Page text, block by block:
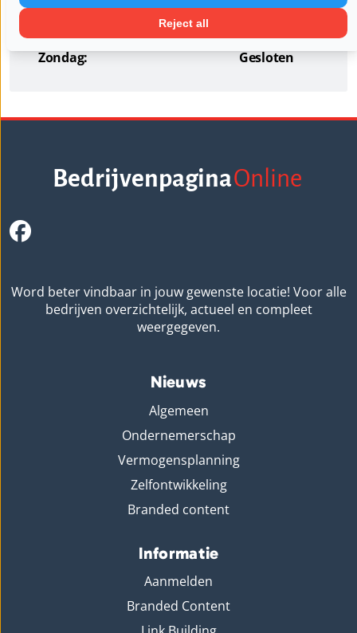
Vrijdag:
06:00 - 20:00
Zondag:
Gesloten
BedrijvenpaginaOnline
Word beter vindbaar in jouw gewenste locatie! Voor alle
bedrijven overzichtelijk, actueel en compleet
weergegeven.
Nieuws
Algemeen
Ondernemerschap
Vermogensplanning
Zelfontwikkeling
Branded content
Informatie
Aanmelden
Branded Content
Reject all